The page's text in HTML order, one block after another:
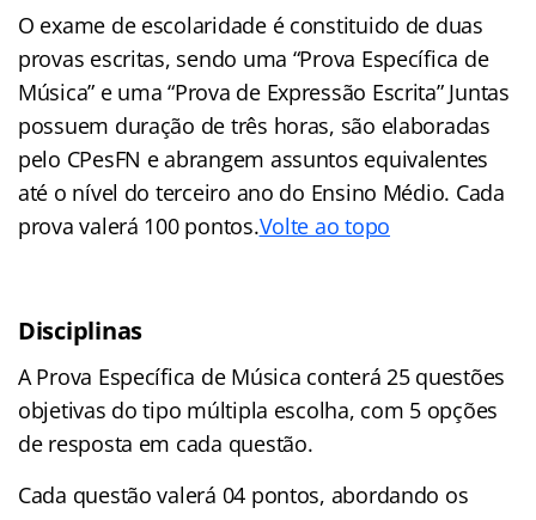
O exame de escolaridade é constituido de duas
provas escritas, sendo uma “Prova Específica de
Música” e uma “Prova de Expressão Escrita” Juntas
possuem duração de três horas, são elaboradas
pelo CPesFN e abrangem assuntos equivalentes
até o nível do terceiro ano do Ensino Médio. Cada
prova valerá 100 pontos.Volte ao topo
Disciplinas
A Prova Específica de Música conterá 25 questões
objetivas do tipo múltipla escolha, com 5 opções
de resposta em cada questão.
Cada questão valerá 04 pontos, abordando os